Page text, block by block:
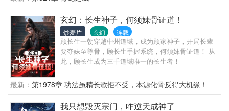
史以来最无用的。 为了生存，李炎不得不不断地变
强，向御兽师世界的顶峰进发。 试验品！
玄幻：长生神子，何须妹骨证道！
炒麦片 玄幻 连载
顾长生一朝穿越中州道域，成为顾家神子，开局长辈
要夺妹至尊骨，顾长生手握系统，何须妹骨证道！ 从
此，顾长生成为三千道域唯一的长生者！
最新： 第1978章 功法虽精长歌拒不受，本源化骨反得大机缘！
我只想毁灭宗门，咋逆天成神了